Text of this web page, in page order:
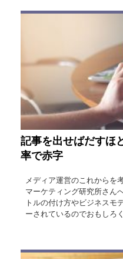
記事を出せばだすほ
率で赤字
メディア運営のこれからを
マーケティング研究所さん
トルの付け方やビジネスモ
ーされているのでおもしろ